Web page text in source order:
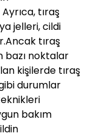
tıraş
jelleri, cildi
tıraş
bazı noktalar
kişilerde tıraş
durumlar
bakım